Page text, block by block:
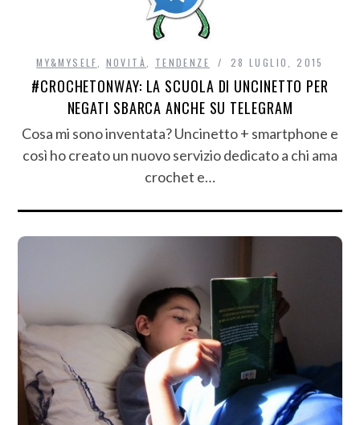
MY&MYSELF NOVITÀ TENDENZE 28 LUGLIO, 2015
#CROCHETONWAY: LA SCUOLA DI UNCINETTO PER
NEGATI SBARCA ANCHE SU TELEGRAM
Cosa mi sono inventata? Uncinetto + smartphone e
così ho creato un nuovo servizio dedicato a chi ama
crochet e…